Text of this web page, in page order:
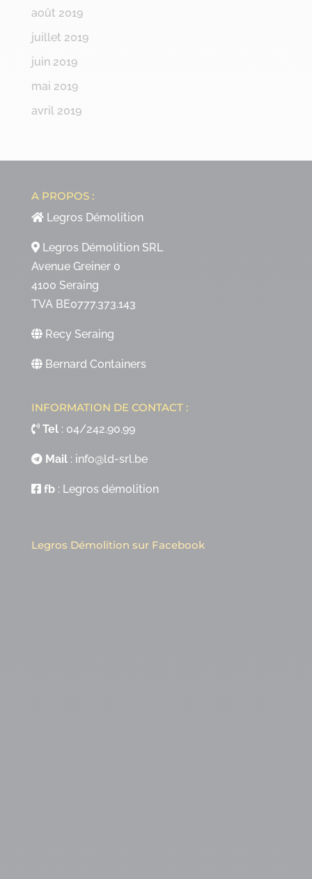
août 2019
juillet 2019
juin 2019
mai 2019
avril 2019
A PROPOS :
Legros Démolition
Legros Démolition SRL
Avenue Greiner 0
4100 Seraing
TVA BE0777.373.143
Recy Seraing
Bernard Containers
INFORMATION DE CONTACT :
Tel: 04/242.90.99
Mail: info@ld-srl.be
fb: Legros démolition
Legros Démolition sur Facebook